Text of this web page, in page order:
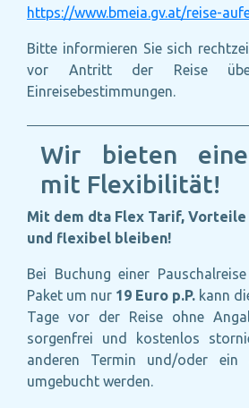
https://www.bmeia.gv.at/reise-
Bitte informieren Sie sich
vor Antritt der Reise
Einreisebestimmungen.
Wir bieten
mit Flexibilität!
Mit dem dta Flex Tarif, Vorteile
und flexibel bleiben!
Bei Buchung einer
Paket um nur 19 Euro p.P. kann
Tage vor der Reise ohne
sorgenfrei und kostenlos
anderen Termin und/oder ein
umgebucht werden.